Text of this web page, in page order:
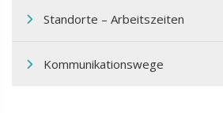
Standorte – Arbeitszeiten
Kommunikationswege